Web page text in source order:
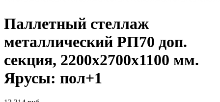
Паллетный стеллаж
металлический РП70 доп.
секция, 2200х2700х1100 мм.
Ярусы: пол+1